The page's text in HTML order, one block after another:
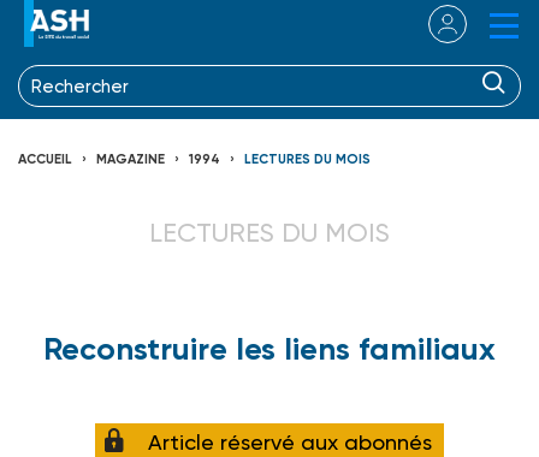
ACCUEIL MAGAZINE 1994 LECTURES DU MOIS
LECTURES DU MOIS
Reconstruire les liens familiaux
Article réservé aux abonnés